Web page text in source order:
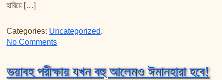
হারিয়ে […]
Categories: Uncategorized.
No Commentson ইসলামে যেটা হারাম তা বিশ্বের সকল ব্যক্তি হালাল বললেও
ভয়াবহ পরীক্ষায় যখন বহু আলেমও ঈমানহারা হবে!